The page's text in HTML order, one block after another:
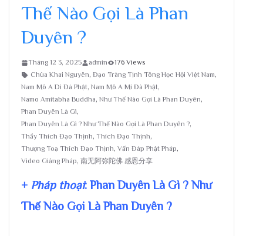
Thế Nào Gọi Là Phan
Duyên ?
Tháng 12 3, 2025 admin
176 Views
Chùa Khai Nguyên, Đạo Tràng Tịnh Tông Học Hội Việt Nam,
Nam Mô A Di Đà Phật, Nam Mô A Mi Đà Phật,
Namo Amitabha Buddha, Như Thế Nào Gọi Là Phan Duyên,
Phan Duyên Là Gì,
Phan Duyên Là Gì ? Như Thế Nào Gọi Là Phan Duyên ?,
Thầy Thích Đạo Thịnh, Thích Đạo Thịnh,
Thượng Toạ Thích Đạo Thịnh, Vấn Đáp Phật Pháp,
Video Giảng Pháp, 南无阿弥陀佛 感恩分享
+ Pháp thoại: Phan Duyên Là Gì ? Như
Thế Nào Gọi Là Phan Duyên ?